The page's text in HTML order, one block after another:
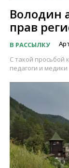
Володин
прав
В РАССЫЛКУ
С такой просьбой к депутатам обращаются родители,
педагоги и медики